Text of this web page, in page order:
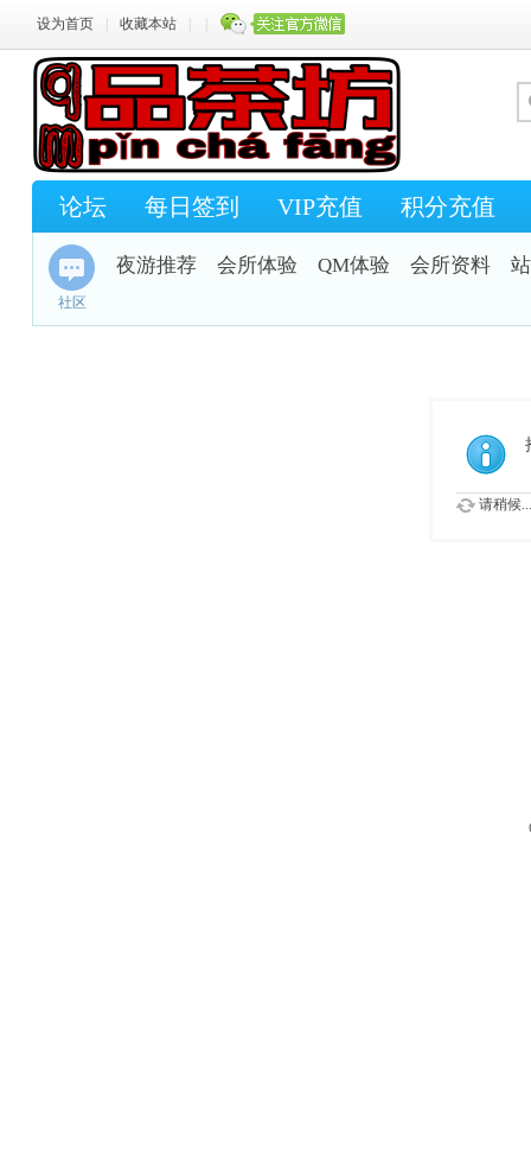
设为首页 收藏本站
论坛 每日签到 VIP充值 积分充值
社区
夜游推荐 会所体验 QM体验 会所资料
请稍候...